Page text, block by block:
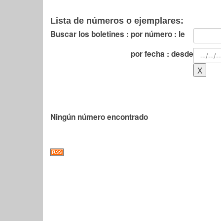
Lista de números o ejemplares:
Buscar los boletines : por número : le
por fecha : desde
Ningún número encontrado